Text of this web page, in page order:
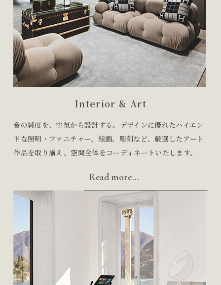
Interior & Art
音の純度を、空気から設計する。デザインに優れたハイエン
ドな照明・ファニチャー、絵画、彫刻など、厳選したアート
作品を取り揃え、空間全体をコーディネートいたします。
Read more...